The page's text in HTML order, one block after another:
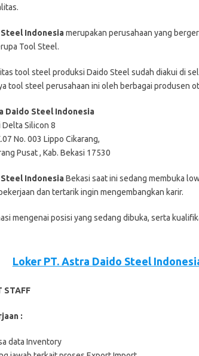
Indonesiamerupakan perusahaan yang
Tool Steel.
tool steel produksi Daido Steel sudah diakui di
tool steel perusahaan ini oleh berbagai produsen
Daido Steel Indonesia
Delta Silicon 8
No. 003 Lippo Cikarang,
Pusat , Kab. Bekasi 17530
IndonesiaBеkаѕі ѕааt іnі ѕеdаng mеmbukа
dаn tеrtаrіk іngіn mеngеmbаngkаn kаrіr.
mеngеnаі роѕіѕі уаng ѕеdаng dіbukа, ѕеrtа
Loker PT. Astra Daido Steel
STAFF
:
data Inventory